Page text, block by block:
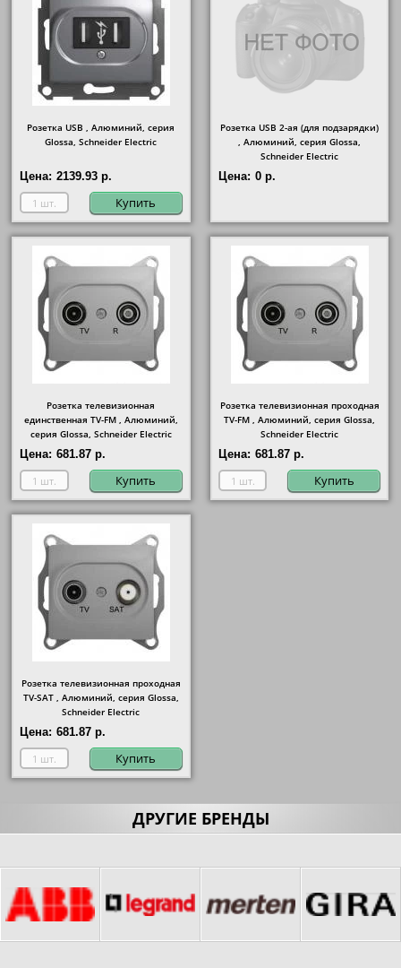
Розетка USB , Алюминий, серия
Glossa, Schneider Electric
Цена: 2139.93 р.
Купить
Розетка USB 2-ая (для подзарядки)
, Алюминий, серия Glossa,
Schneider Electric
Цена: 0 р.
Розетка телевизионная
единственная ТV-FМ , Алюминий,
серия Glossa, Schneider Electric
Цена: 681.87 р.
Купить
Розетка телевизионная проходная
ТV-FМ , Алюминий, серия Glossa,
Schneider Electric
Цена: 681.87 р.
Купить
Розетка телевизионная проходная
ТV-SAT , Алюминий, серия Glossa,
Schneider Electric
Цена: 681.87 р.
Купить
ДРУГИЕ БРЕНДЫ